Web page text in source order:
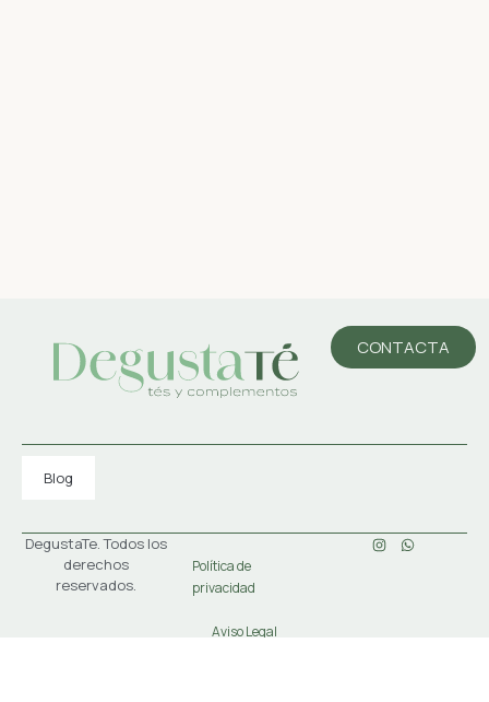
CONTACTA
Blog
DegustaTe. Todos los
derechos
reservados.
Política de
privacidad
Aviso Legal